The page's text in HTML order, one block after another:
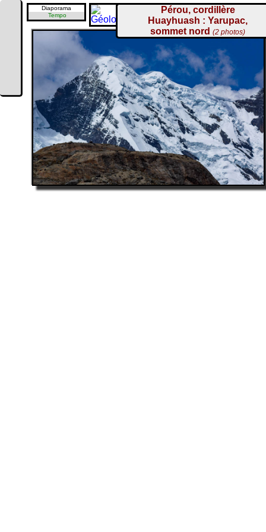
Diaporama
Tempo
Pérou, cordillère
Huayhuash : Yarupac,
sommet nord (2 photos)